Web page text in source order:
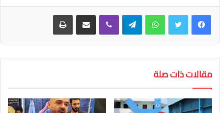
واتساب تيلقرام
مقالات ذات صلة